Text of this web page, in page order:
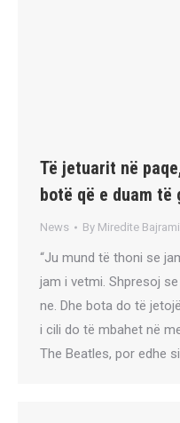
Të jetuarit në
botë që e duam të
News By Miredite Bajrami
“Ju mund të thoni se
jam i vetmi. Shpresoj
ne. Dhe bota do të
i cili do të mbahet në
The Beatles, por edhe